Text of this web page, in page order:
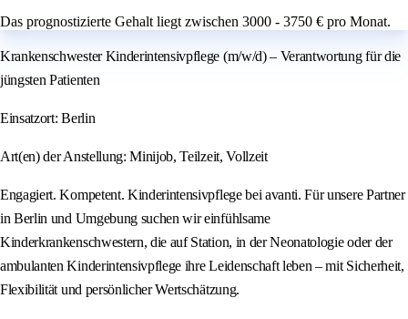
Das prognostizierte Gehalt liegt zwischen 3000 - 3750 € pro Monat.
Krankenschwester Kinderintensivpflege (m/w/d) – Verantwortung für die
jüngsten Patienten
Einsatzort: Berlin
Art(en) der Anstellung: Minijob, Teilzeit, Vollzeit
Engagiert. Kompetent. Kinderintensivpflege bei avanti. Für unsere Partner
in Berlin und Umgebung suchen wir einfühlsame
Kinderkrankenschwestern, die auf Station, in der Neonatologie oder der
ambulanten Kinderintensivpflege ihre Leidenschaft leben – mit Sicherheit,
Flexibilität und persönlicher Wertschätzung.